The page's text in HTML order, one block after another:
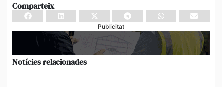
Comparteix
Publicitat
Notícies relacionades